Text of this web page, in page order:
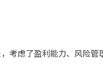
考虑了盈利能力、风险管